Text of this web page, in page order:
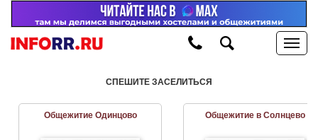
СПЕШИТЕ ЗАСЕЛИТЬСЯ
Общежитие Одинцово Общежитие в Солнцево